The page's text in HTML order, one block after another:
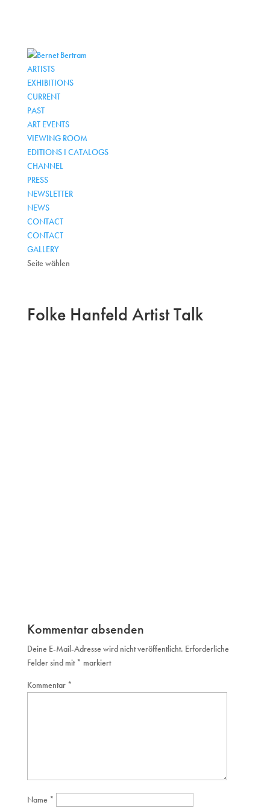
ARTISTS
EXHIBITIONS
CURRENT
PAST
ART EVENTS
VIEWING ROOM
EDITIONS I CATALOGS
CHANNEL
PRESS
NEWSLETTER
NEWS
CONTACT
CONTACT
GALLERY
Seite wählen
Folke Hanfeld Artist Talk
Kommentar absenden
Deine E-Mail-Adresse wird nicht veröffentlicht. Erforderliche
Felder sind mit* markiert
Kommentar *
Name *